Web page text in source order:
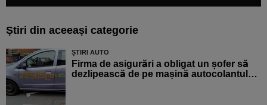
Știri din aceeași categorie
ȘTIRI AUTO
Firma de asigurări a obligat un șofer să
dezlipească de pe mașină autocolantul…